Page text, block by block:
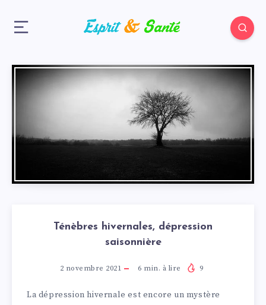
Ténèbres hivernales, dépression
saisonnière
2 novembre 2021 6 min. à lire 9
La dépression hivernale est encore un mystère